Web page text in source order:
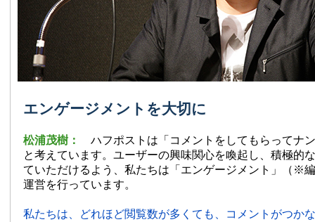
エンゲージメントを大切に
松浦茂樹： ハフポストは「コメントをしてもらってナ
と考えています。ユーザーの興味関心を喚起し、積極的
ていただけるよう、私たちは「エンゲージメント」（※
運営を行っています。
私たちは、どれほど閲覧数が多くても、コメントがつか